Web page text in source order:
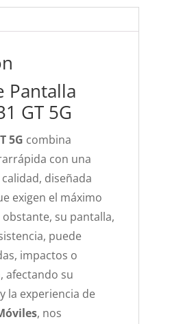
Pantalla
GT 5G
5G combina
con una
diseñada
exigen el máximo
su pantalla,
puede
impactos o
afectando su
la experiencia de
, nos